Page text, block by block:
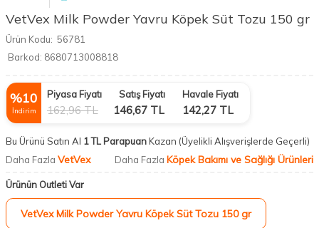
VetVex Milk Powder Yavru Köpek Süt Tozu 150 gr
Ürün Kodu: 56781
Barkod: 8680713008818
%10
İndirim
Piyasa Fiyatı
162,96TL
Satış Fiyatı
146,67 TL
Havale Fiyatı
142,27 TL
Bu Ürünü Satın Al 1 TL ParapuanKazan (Üyelikli Alışverişlerde Geçerli)
Daha Fazla VetVex Daha Fazla Köpek Bakımı ve Sağlığı Ürünleri
Ürünün Outleti Var
VetVex Milk Powder Yavru Köpek Süt Tozu 150 gr